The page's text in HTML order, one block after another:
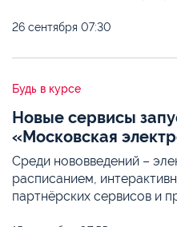
26 сентября 07:30
Будь в курсе
Новые сервисы
«Московская
Среди нововведений –
расписанием,
партнёрских сервисов и